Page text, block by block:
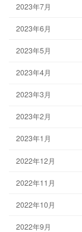
2023年7月
2023年6月
2023年5月
2023年4月
2023年3月
2023年2月
2023年1月
2022年12月
2022年11月
2022年10月
2022年9月